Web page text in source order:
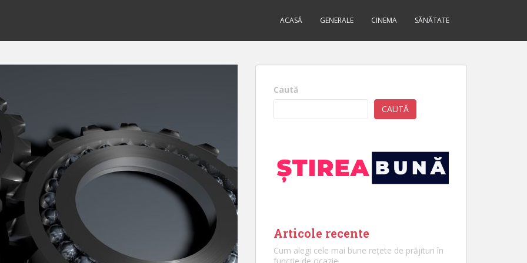
ACASĂ GENERALE CINEMA SĂNĂTATE
Caută
CAUTĂ
Articole recente
Cum alegi cele mai bune rețete de prăjituri în